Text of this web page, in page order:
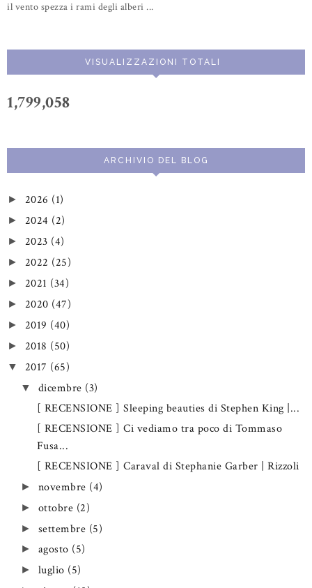
il vento spezza i rami degli alberi ...
VISUALIZZAZIONI TOTALI
1,799,058
ARCHIVIO DEL BLOG
► 2026 (1)
► 2024 (2)
► 2023 (4)
► 2022 (25)
► 2021 (34)
► 2020 (47)
► 2019 (40)
► 2018 (50)
▼ 2017 (65)
▼ dicembre (3)
[ RECENSIONE ] Sleeping beauties di Stephen King |...
[ RECENSIONE ] Ci vediamo tra poco di Tommaso
Fusa...
[ RECENSIONE ] Caraval di Stephanie Garber | Rizzoli
► novembre (4)
► ottobre (2)
► settembre (5)
► agosto (5)
► luglio (5)